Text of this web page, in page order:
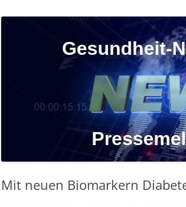
Mit neuen Biomarkern